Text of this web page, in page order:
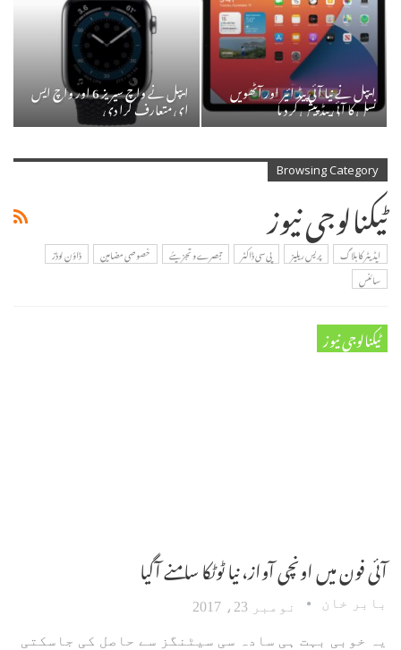
ایپل نے نیا آئی پیڈ ائیر اور آٹھویں
نسل کا آئی پیڈ پیش کر دیا
ایپل نے واچ سیریز 6 اور واچ ایس
ای متعارف کرا دی
Browsing Category
ٹیکنالوجی نیوز
ایڈیٹر کا بلاگ پریس ریلیز پی سی ڈاکٹر تبصرے و تجزیئے خصوصی مضامین
ڈاؤن لوڈز
سائنس
ٹیکنالوجی نیوز
آئی فون میں اونچی آواز، نیا ٹوٹکا سامنے آگیا
بابر خان نومبر 23، 2017
یہ خوبی بہت ہی سادہ سی سیٹنگز سے حاصل کی جاسکتی